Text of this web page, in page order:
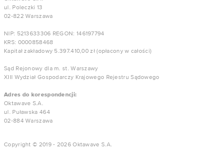
ul. Poleczki 13
02-822 Warszawa
NIP: 5213633306 REGON: 146197794
KRS: 0000858468
Kapitał zakładowy 5.397.410,00 zł (opłacony w całości)
Sąd Rejonowy dla m. st. Warszawy
XIII Wydział Gospodarczy Krajowego Rejestru Sądowego
Adres do korespondencji:
Oktawave S.A.
ul. Puławska 464
02-884 Warszawa
Copyright © 2019 - 2026 Oktawave S.A.